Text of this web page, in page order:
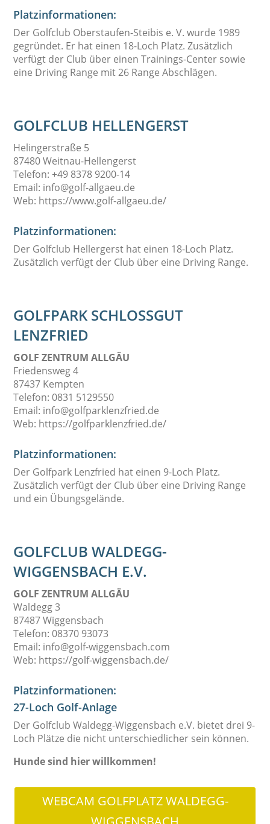
Platzinformationen:
Der Golfclub Oberstaufen-Steibis e. V. wurde 1989
gegründet. Er hat einen 18-Loch Platz. Zusätzlich
verfügt der Club über einen Trainings-Center sowie
eine Driving Range mit 26 Range Abschlägen.
GOLFCLUB HELLENGERST
Helingerstraße 5
87480 Weitnau-Hellengerst
Telefon: +49 8378 9200-14
Email: info@golf-allgaeu.de
Web: https://www.golf-allgaeu.de/
Platzinformationen:
Der Golfclub Hellergerst hat einen 18-Loch Platz.
Zusätzlich verfügt der Club über eine Driving Range.
GOLFPARK SCHLOSSGUT L
ENZFRIED
GOLF ZENTRUM ALLGÄU
Friedensweg 4
87437 Kempten
Telefon: 0831 5129550
Email: info@golfparklenzfried.de
Web: https://golfparklenzfried.de/
Platzinformationen:
Der Golfpark Lenzfried hat einen 9-Loch Platz.
Zusätzlich verfügt der Club über eine Driving Range
und ein Übungsgelände.
GOLFCLUB WALDEGG-
WIGGENSBACH E.V.
GOLF ZENTRUM ALLGÄU
Waldegg 3
87487 Wiggensbach
Telefon: 08370 93073
Email: info@golf-wiggensbach.com
Web: https://golf-wiggensbach.de/
Platzinformationen:
27-Loch Golf-Anlage
Der Golfclub Waldegg-Wiggensbach e.V. bietet drei 9-
Loch Plätze die nicht unterschiedlicher sein können.
Hunde sind hier willkommen!
WEBCAM GOLFPLATZ WALDEGG-